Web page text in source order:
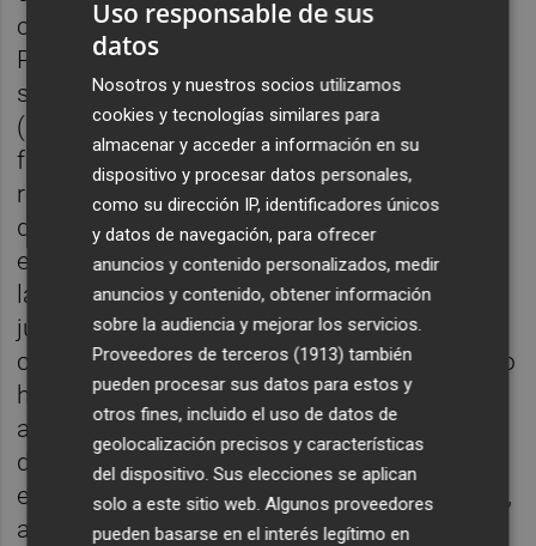
citadas dependencias del fisco, hasta la
Plaça de Nàpols i Sicília en la que tiene su
sede el Instituto Valenciano de Finanzas
(IVF), en cuyo registro presentaron el ya
famoso plan de viabilidad que acompaña al
reconvenio de acreedores aprobado en su
día, una hoja de ruta en la que se contempla
el pago fraccionado de la suma que reclama
la Comisión y siempre que el primer equipo
juegue en el fútbol profesional. Lo anterior,
con el objetivo de que el banco del Consell lo
hiciera seguir a Bruselas a modo de
alternativa al "pago inmediato y en efectivo"
de los siete millones de marras que reclama
el ejecutivo comunitario desde julio de 2016,
algo que puede llevar al Hércules a la
Uso responsable de sus
datos
Nosotros y nuestros socios utilizamos
cookies y tecnologías similares para
almacenar y acceder a información en su
dispositivo y procesar datos personales,
como su dirección IP, identificadores únicos
y datos de navegación, para ofrecer
anuncios y contenido personalizados, medir
anuncios y contenido, obtener información
sobre la audiencia y mejorar los servicios.
Proveedores de terceros (1913) también
pueden procesar sus datos para estos y
otros fines, incluido el uso de datos de
geolocalización precisos y características
del dispositivo. Sus elecciones se aplican
solo a este sitio web. Algunos proveedores
pueden basarse en el interés legítimo en